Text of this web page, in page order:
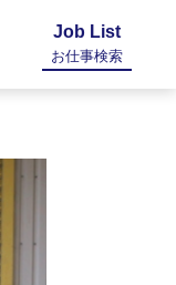
Job List
お仕事検索